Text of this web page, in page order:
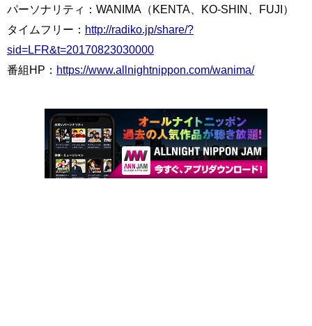
パーソナリティ：WANIMA（KENTA、KO-SHIN、FUJI）
タイムフリー： http://radiko.jp/share/?
sid=LFR&t=20170823030000
番組HP： https://www.allnightnippon.com/wanima/